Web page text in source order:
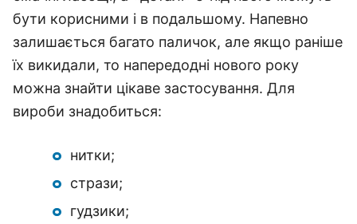
бути корисними і в подальшому. Напевно
залишається багато паличок, але якщо раніше
їх викидали, то напередодні нового року
можна знайти цікаве застосування. Для
вироби знадобиться:
нитки;
стрази;
гудзики;